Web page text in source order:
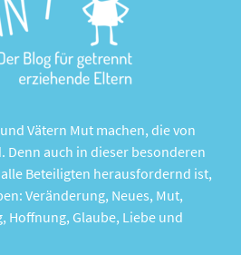
Vätern Mut machen, die von
auch in dieser besonderen
Beteiligten herausfordernd ist,
Veränderung, Neues, Mut,
Hoffnung, Glaube, Liebe und